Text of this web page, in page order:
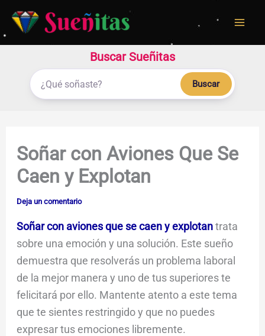
contenido
Buscar Sueñitas
Buscar
Soñar con Aviones Que Se
Caen y Explotan
Deja un comentario
Soñar con aviones que se caen y explotantrata
sobre una emoción y una solución. Este sueño
demuestra que resolverás un problema laboral
de la mejor manera y uno de tus superiores te
felicitará por ello. Mantente atento a este tema
que te sientes restringido y que no puedes
expresar tus emociones libremente.